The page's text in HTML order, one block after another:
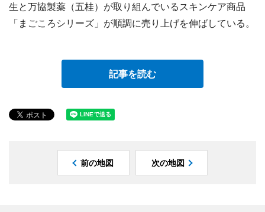
生と万協製薬（五桂）が取り組んでいるスキンケア商品
「まごころシリーズ」が順調に売り上げを伸ばしている。
記事を読む
前の地図 次の地図